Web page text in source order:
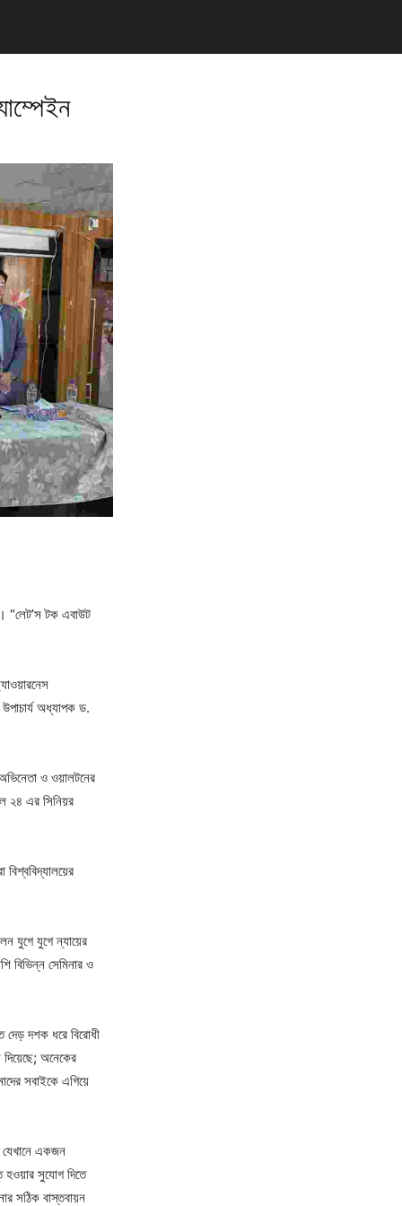
“লেট’স টক এবাউট
অধ্যাপক ড.
ও ওয়ালটনের
২৪ এর সিনিয়র
যুগে যুগে ন্যায়ের
বিভিন্ন সেমিনার ও
দেড় দশক ধরে বিরোধী
দিয়েছে; অনেকের
সবাইকে এগিয়ে
একজন
সুযোগ দিতে
সঠিক বাস্তবায়ন